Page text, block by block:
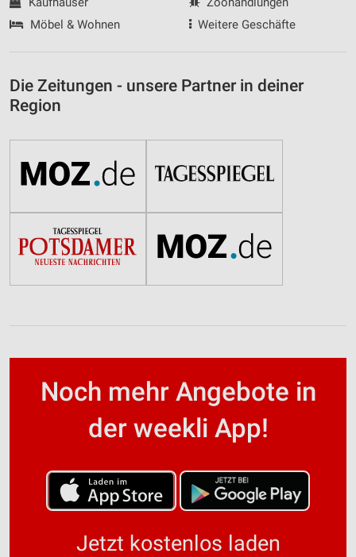
Möbel & Wohnen
Weitere Geschäfte
Die Zeitungen - unsere Partner in deiner
Region
Noch mehr Angebote in
der weekli App!
Jetzt kostenlos laden